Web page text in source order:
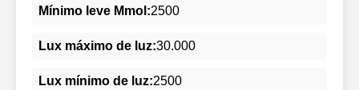
Mínimo leve Mmol:2500
Lux máximo de luz:30.000
Lux mínimo de luz:2500